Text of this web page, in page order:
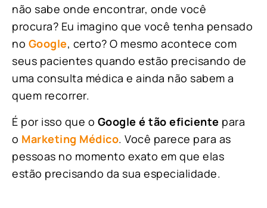
não sabe onde encontrar, onde você
procura? Eu imagino que você tenha pensado
no Google, certo? O mesmo acontece com
seus pacientes quando estão precisando de
uma consulta médica e ainda não sabem a
quem recorrer.
É por isso que o Google é tão eficiente para
o Marketing Médico. Você parece para as
pessoas no momento exato em que elas
estão precisando da sua especialidade.